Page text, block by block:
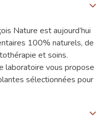
Nature est aujourd’hui
100% naturels, de
et soins.
laboratoire vous propose
sélectionnées pour